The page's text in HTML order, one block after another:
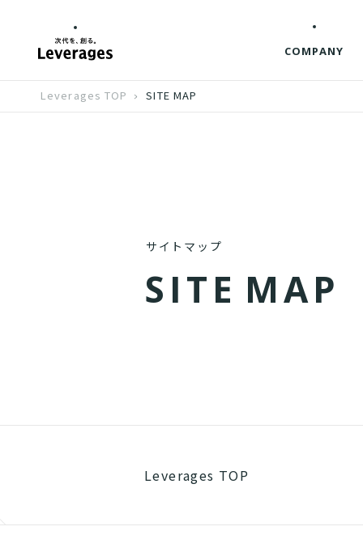
COMPANY
Leverages TOP SITE MAP
サイトマップ
S ITE MAP
Leverages TOP